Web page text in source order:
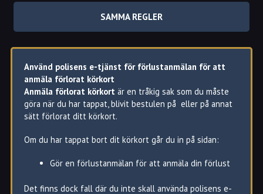
SAMMA REGLER
Använd polisens e-tjänst för förlustanmälan för att
anmäla förlorat körkort
Anmäla förlorat körkort är en tråkig sak som du måste
göra när du har tappat, blivit bestulen på eller på annat
sätt förlorat ditt körkort.
Om du har tappat bort dit körkort går du in på sidan:
Gör en förlustanmälan för att anmäla din förlust
Det finns dock fall där du inte skall använda polisens e-